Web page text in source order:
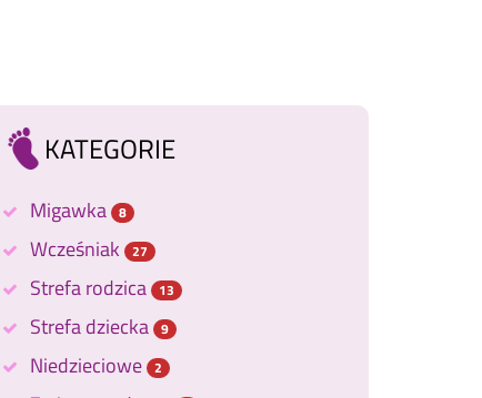
KATEGORIE
Migawka 8
Wcześniak 27
Strefa rodzica 13
Strefa dziecka 9
Niedzieciowe 2